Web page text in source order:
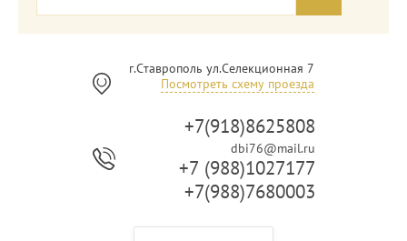
г.Ставрополь ул.Селекционная 7
Посмотреть схему проезда
+7(918)8625808
dbi76@mail.ru
+7 (988)1027177
+7(988)7680003